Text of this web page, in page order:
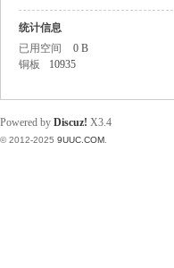
统计信息
已用空间
0 B
铜板
10935
Powered by Discuz! X3.4
© 2012-2025 9UUC.COM